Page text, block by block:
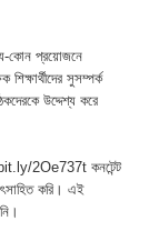
কোন প্রয়োজনে
সুসম্পর্ক
উদ্দেশ্য করে
2Oe737t কনটেন্ট
করি। এই